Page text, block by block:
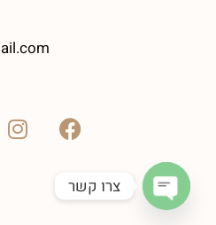
צרו קשר